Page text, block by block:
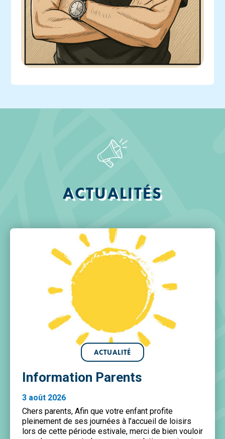
ACTUALITÉS
ACTUALITÉ
Information Parents
3 août 2026
Chers parents, Afin que votre enfant profite
pleinement de ses journées à l’accueil de loisirs
lors de cette période estivale, merci de bien vouloir